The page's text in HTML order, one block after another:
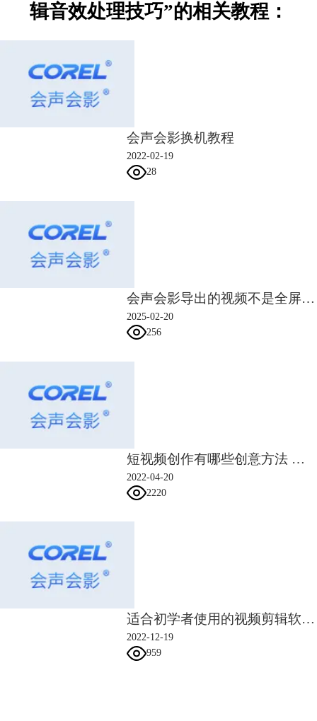
会声会影能在同一时间线上同时处理视频轨道与音频轨道，这项功能肯定
要应用起来。在编辑视频时，我们一般需要结合视频内容搭配不同的音
效，比如展示了一段搞笑的视频，需要配以笑声来烘托气氛。
盖的时间范围，实现精准的声画同步处理。
图3：会声会影视频与音频轨道
2.利用标记编排图像与音频素材，使其相得益彰
由于会声会影的声音轨道同时会显示音频的音波图，因此我们能利用音波
的起伏来编排图像、视频的组合顺序。
比如如图4所示，在声波的起伏高点添加一个标记，然后将图片插入到标
3.善用软件提供的音频资源
虽然网络上的音频资源很多，但很多是有版权保护的，并不能随便使用。
如果使用的音频遭到版权人的投诉，会给自己带来很大的麻烦。所以，我
们最好选择免费的、无版权的音频。
除了在网络上搜索免费音频外，我们也可以使用软件免费提供的音频。比
如会声会影的音频库中就提供了很多免费音效，有拍掌声、铃声、行车声
等，可以满足不同的视频制作需求。
辑音效处理技巧”的相关教程：
会声会影换机教程
2022-02-19
28
会声会影导出的视频不是全屏 会声会影导出的视频卡不流畅
2025-02-20
256
​短视频创作有哪些创意方法 短视频的创作形式有哪几种
2022-04-20
2220
适合初学者使用的视频剪辑软件 视频后期制作教程网站有哪些
2022-12-19
959